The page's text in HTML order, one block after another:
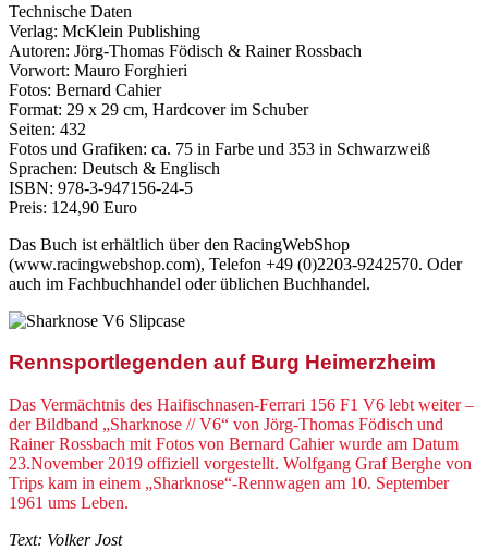
Technische Daten
Verlag: McKlein Publishing
Autoren: Jörg-Thomas Födisch & Rainer Rossbach
Vorwort: Mauro Forghieri
Fotos: Bernard Cahier
Format: 29 x 29 cm, Hardcover im Schuber
Seiten: 432
Fotos und Grafiken: ca. 75 in Farbe und 353 in Schwarzweiß
Sprachen: Deutsch & Englisch
ISBN: 978-3-947156-24-5
Preis: 124,90 Euro
Das Buch ist erhältlich über den RacingWebShop
(www.racingwebshop.com), Telefon +49 (0)2203-9242570. Oder
auch im Fachbuchhandel oder üblichen Buchhandel.
Rennsportlegenden auf Burg Heimerzheim
Das Vermächtnis des Haifischnasen-Ferrari 156 F1 V6 lebt weiter –
der Bildband „Sharknose // V6“ von Jörg-Thomas Födisch und
Rainer Rossbach mit Fotos von Bernard Cahier wurde am Datum
23.November 2019 offiziell vorgestellt. Wolfgang Graf Berghe von
Trips kam in einem „Sharknose“-Rennwagen am 10. September
1961 ums Leben.
Text: Volker Jost